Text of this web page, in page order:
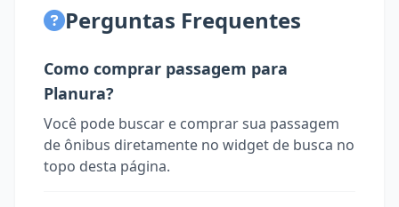
Perguntas Frequentes
Como comprar passagem para
Planura?
Você pode buscar e comprar sua passagem
de ônibus diretamente no widget de busca no
topo desta página.